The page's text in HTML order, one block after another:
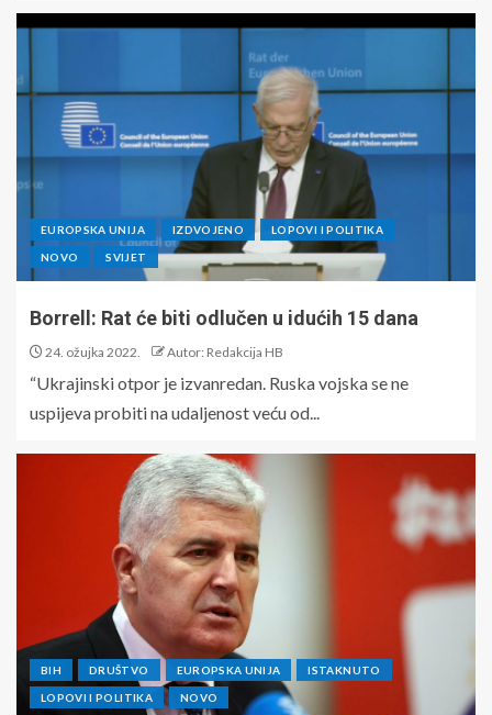
EUROPSKA UNIJA IZDVOJENO LOPOVI I POLITIKA
NOVO SVIJET
Borrell: Rat će biti odlučen u idućih 15 dana
24. ožujka 2022. Autor: Redakcija HB
“Ukrajinski otpor je izvanredan. Ruska vojska se ne
uspijeva probiti na udaljenost veću od...
BIH DRUŠTVO EUROPSKA UNIJA ISTAKNUTO
LOPOVI I POLITIKA NOVO